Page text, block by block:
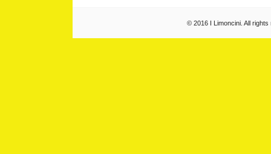
© 2016 I Limoncini. All